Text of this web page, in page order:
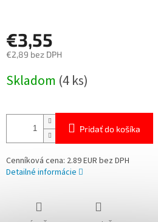
€3,55
€2,89 bez DPH
cena:
Skladom (4 ks)
Pridať do košíka
Cenníková cena: 2.89 EUR bez DPH
Detailné informácie